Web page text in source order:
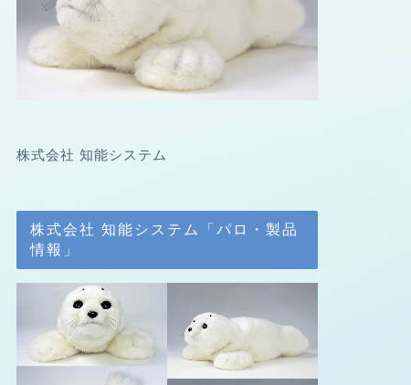
株式会社 知能システム
株式会社 知能システム「パロ・製品
情報」